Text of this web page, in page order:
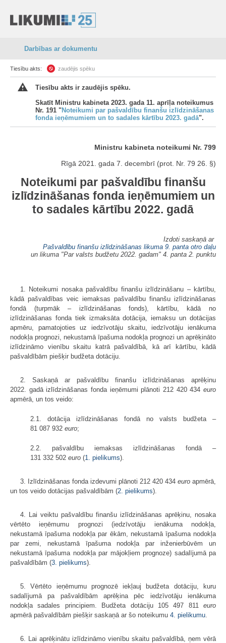
Darbības ar dokumentu
Tiesību akts: zaudējis spēku
Tiesību akts ir zaudējis spēku.
Skatīt Ministru kabineta 2023. gada 11. aprīļa noteikumus
Nr. 191 "Noteikumi par pašvaldību finanšu izlīdzināšanas
fonda ieņēmumiem un to sadales kārtību 2023. gadā".
Ministru kabineta noteikumi Nr. 799
Rīgā 2021. gada 7. decembrī (prot. Nr. 79 26. §)
Noteikumi par pašvaldību finanšu
izlīdzināšanas fonda ieņēmumiem un
to sadales kārtību 2022. gadā
Izdoti saskaņā ar
Pašvaldību finanšu izlīdzināšanas likuma 9. panta otro daļu
un likuma "Par valsts budžetu 2022. gadam" 4. panta 2. punktu
1. Noteikumi nosaka pašvaldību finanšu izlīdzināšanu – kārtību,
kādā pašvaldības veic iemaksas pašvaldību finanšu izlīdzināšanas
fondā (turpmāk – izlīdzināšanas fonds), kārtību, kādā no
izlīdzināšanas fonda tiek izmaksāta dotācija, iemaksu un dotācijas
apmēru, pamatojoties uz iedzīvotāju skaitu, iedzīvotāju ienākuma
nodokļa prognozi, nekustamā īpašuma nodokļa prognozi un aprēķināto
izlīdzināmo vienību skaitu katrā pašvaldībā, kā arī kārtību, kādā
pašvaldībām piešķir budžeta dotāciju.
2. Saskaņā ar pašvaldību finanšu izlīdzināšanas aprēķinu
2022. gadā izlīdzināšanas fonda ieņēmumi plānoti 212 420 434 euro
apmērā, un tos veido:
2.1. dotācija izlīdzināšanas fondā no valsts budžeta –
81 087 932 euro;
2.2. pašvaldību iemaksas izlīdzināšanas fondā –
131 332 502 euro (1. pielikums).
3. Izlīdzināšanas fonda izdevumi plānoti 212 420 434 euro apmērā,
un tos veido dotācijas pašvaldībām (2. pielikums).
4. Lai veiktu pašvaldību finanšu izlīdzināšanas aprēķinu, nosaka
vērtēto ieņēmumu prognozi (iedzīvotāju ienākuma nodokļa,
nekustamā īpašuma nodokļa par ēkām, nekustamā īpašuma nodokļa
par zemi, nekustamā īpašuma nodokļa par inženierbūvēm un
nekustamā īpašuma nodokļa par mājokļiem prognoze) sadalījumā pa
pašvaldībām (3. pielikums).
5. Vērtēto ieņēmumu prognozē iekļauj budžeta dotāciju, kuru
sadalījumā pa pašvaldībām aprēķina pēc iedzīvotāju ienākuma
nodokļa sadales principiem. Budžeta dotāciju 105 497 811 euro
apmērā pašvaldībām piešķir saskaņā ar šo noteikumu 4. pielikumu
6. Lai aprēķinātu izlīdzināmo vienību skaitu pašvaldībā, ņem vērā